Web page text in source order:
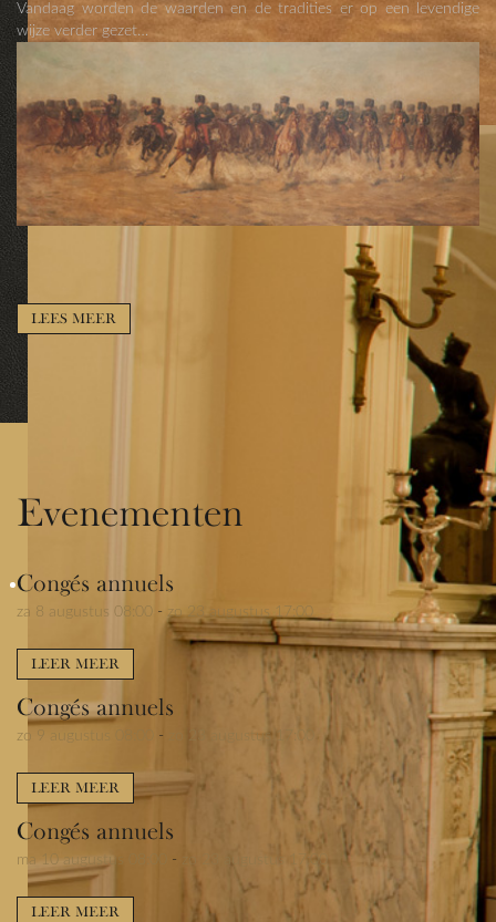
Vandaag worden de waarden en de tradities er op een levendige
wijze verder gezet…
LEES MEER
Evenementen
Congés annuels
za 8 augustus 08:00 - zo 23 augustus 17:00
LEER MEER
Congés annuels
zo 9 augustus 08:00 - zo 23 augustus 17:00
LEER MEER
Congés annuels
ma 10 augustus 08:00 - zo 23 augustus 17:00
LEER MEER